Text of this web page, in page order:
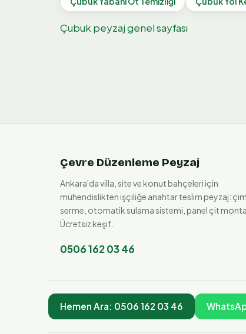
Çubuk peyzaj genel sayfası
Çevre Düzenleme Peyzaj
Ankara'da villa, site ve konut bahçeleri için
mühendislikten işçiliğe anahtar teslim peyzaj: çim
serme, otomatik sulama sistemi, panel çit
Ücretsiz keşif.
0506 162 03 46
Hemen Ara: 0506 162 03 46